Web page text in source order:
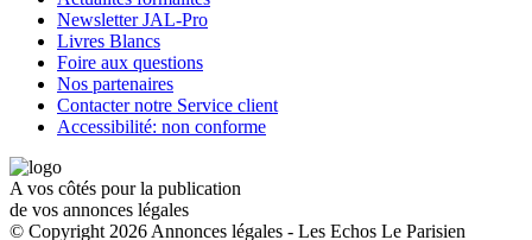
Newsletter JAL-Pro
Livres Blancs
Foire aux questions
Nos partenaires
Contacter notre Service client
Accessibilité: non conforme
A vos côtés pour la publication
de vos annonces légales
© Copyright 2026 Annonces légales - Les Echos Le Parisien